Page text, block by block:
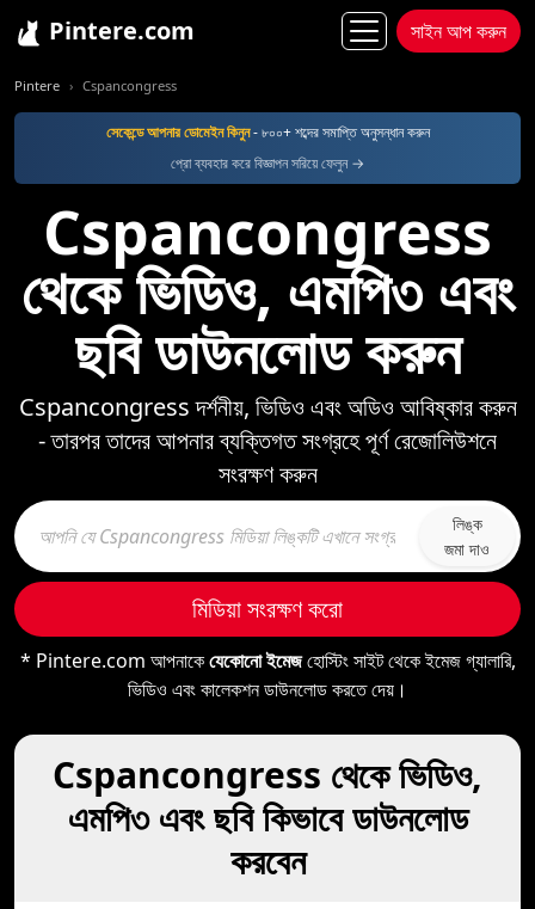
Pintere.com সাইন আপ করুন
Pintere Cspancongress
সেকেন্ডে আপনার ডোমেইন কিনুন- ৮০০+ শব্দের সমাপ্তি অনুসন্ধান করুন
প্রো ব্যবহার করে বিজ্ঞাপন সরিয়ে ফেলুন →
Cspancongress
থেকে ভিডিও, এমপি৩ এবং
ছবি ডাউনলোড করুন
Cspancongress দর্শনীয়, ভিডিও এবং অডিও আবিষ্কার করুন
- তারপর তাদের আপনার ব্যক্তিগত সংগ্রহে পূর্ণ রেজোলিউশনে
সংরক্ষণ করুন
লিঙ্ক
জমা দাও
মিডিয়া সংরক্ষণ করো
* Pintere.com আপনাকেযেকোনো ইমেজহোস্টিং সাইট থেকে ইমেজ গ্যালারি,
ভিডিও এবং কালেকশন ডাউনলোড করতে দেয়।
Cspancongress থেকে ভিডিও,
এমপি৩ এবং ছবি কিভাবে ডাউনলোড
করবেন